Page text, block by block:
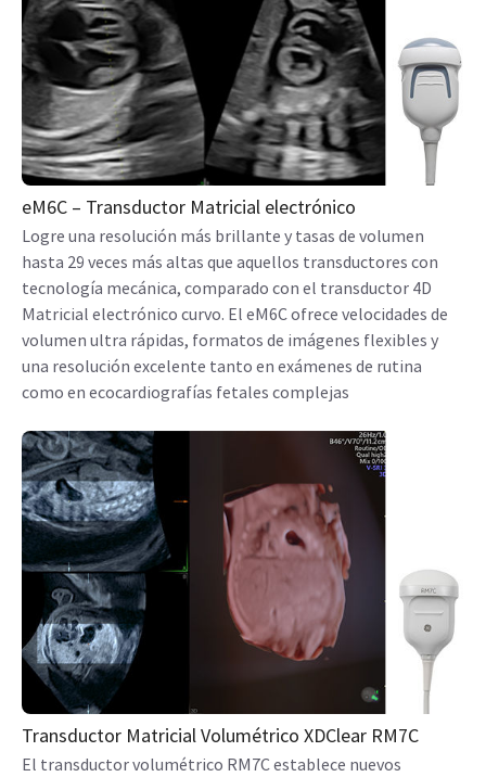
eM6C – Transductor Matricial electrónico
Logre una resolución más brillante y tasas de volumen
hasta 29 veces más altas que aquellos transductores con
tecnología mecánica, comparado con el transductor 4D
Matricial electrónico curvo. El eM6C ofrece velocidades de
volumen ultra rápidas, formatos de imágenes flexibles y
una resolución excelente tanto en exámenes de rutina
como en ecocardiografías fetales complejas
Transductor Matricial Volumétrico XDClear RM7C
El transductor volumétrico RM7C establece nuevos